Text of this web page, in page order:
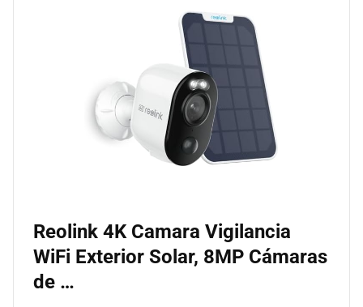
Reolink 4K Camara Vigilancia
WiFi Exterior Solar, 8MP Cámaras
de …